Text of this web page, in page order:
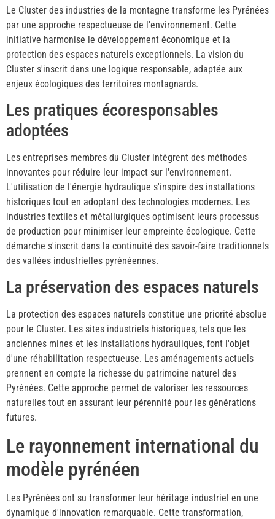
Le Cluster des industries de la montagne transforme les Pyrénées
par une approche respectueuse de l'environnement. Cette
initiative harmonise le développement économique et la
protection des espaces naturels exceptionnels. La vision du
Cluster s'inscrit dans une logique responsable, adaptée aux
enjeux écologiques des territoires montagnards.
Les pratiques écoresponsables
adoptées
Les entreprises membres du Cluster intègrent des méthodes
innovantes pour réduire leur impact sur l'environnement.
L'utilisation de l'énergie hydraulique s'inspire des installations
historiques tout en adoptant des technologies modernes. Les
industries textiles et métallurgiques optimisent leurs processus
de production pour minimiser leur empreinte écologique. Cette
démarche s'inscrit dans la continuité des savoir-faire traditionnels
des vallées industrielles pyrénéennes.
La préservation des espaces naturels
La protection des espaces naturels constitue une priorité absolue
pour le Cluster. Les sites industriels historiques, tels que les
anciennes mines et les installations hydrauliques, font l'objet
d'une réhabilitation respectueuse. Les aménagements actuels
prennent en compte la richesse du patrimoine naturel des
Pyrénées. Cette approche permet de valoriser les ressources
naturelles tout en assurant leur pérennité pour les générations
futures.
Le rayonnement international du
modèle pyrénéen
Les Pyrénées ont su transformer leur héritage industriel en une
dynamique d'innovation remarquable. Cette transformation,